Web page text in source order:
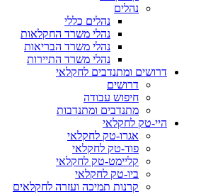
נהלים
נהלים כללי
נהלי משרד החקלאות
נהלי משרד הבריאות
נהלי משרד התיירות
דרושים ומתנדבים לחקלאי
דרושים
חיפוש עבודה
מתנדבים ומתנדבות
היי-טק לחקלאי
אגרו-טק לחקלאי
פוד-טק לחקלאי
קליימט-טק לחקלאי
ביו-טק לחקלאי
קרנות תמיכה ועזרה לחקלאים